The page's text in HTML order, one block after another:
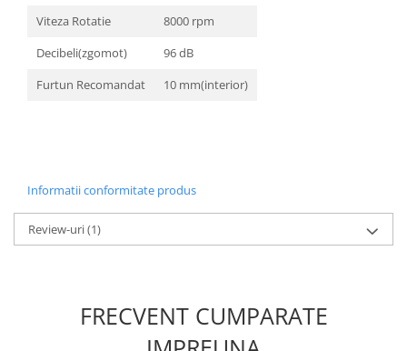
Filtre Pneumatice
Masini de gaurit si taiat
Pistoale de vopsit
Diagnoza si masurari
Sistem directie
Viteza Rotatie
8000 rpm
Decibeli(zgomot)
96 dB
Furtun Recomandat
10 mm(interior)
Informatii conformitate produs
Review-uri(1)
FRECVENT CUMPARATE